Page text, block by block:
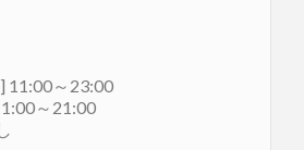
11:00～23:00
～21:00